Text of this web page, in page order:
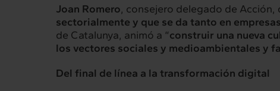
Intermèdia
Joan Romero, consejero delegado de Acción,
sectorialmente y que se da tanto en
de Catalunya, animó a “construir una nueva
los vectores sociales y medioambientales y
Del final de línea a la transformación digital